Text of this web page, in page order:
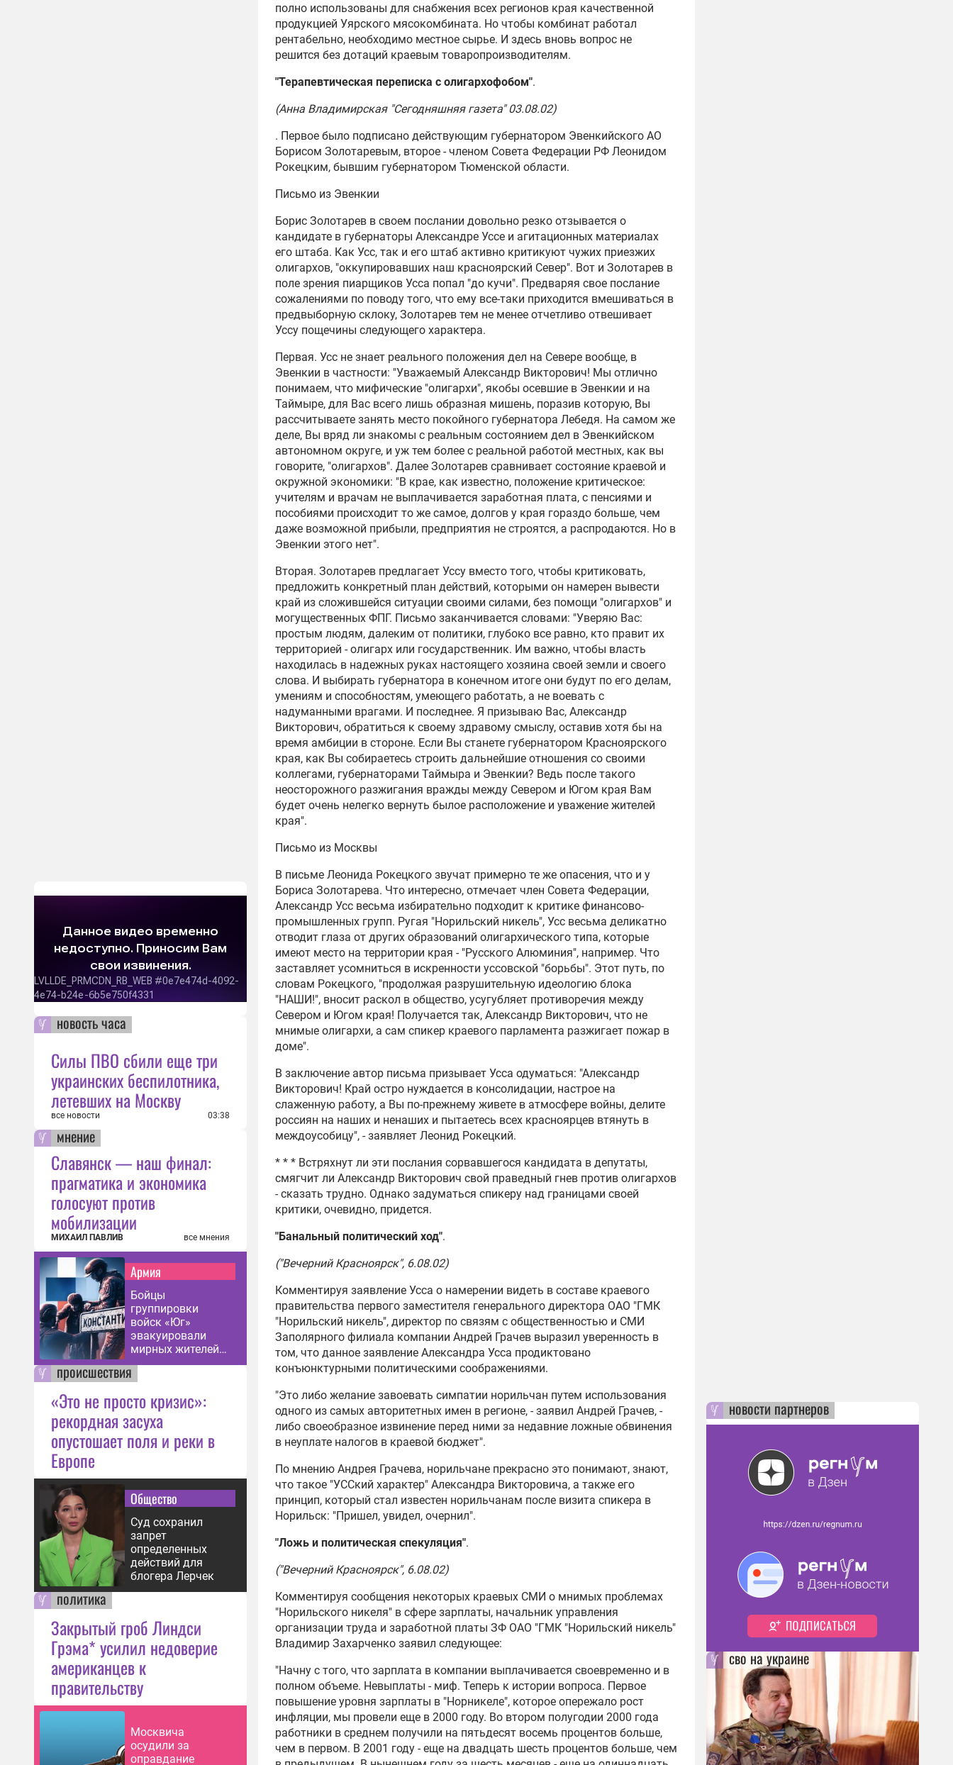
новость часа
Силы ПВО сбили еще три
украинских беспилотника,
летевших на Москву
все новости 03:38
мнение
Славянск — наш финал:
прагматика и экономика
голосуют против
мобилизации
МИХАИЛ ПАВЛИВ все мнения
Армия
Бойцы
группировки
войск «Юг»
эвакуировали
мирных жителей
из
Константиновки
происшествия
«Это не просто кризис»:
рекордная засуха
опустошает поля и реки в
Европе
Общество
Суд сохранил
запрет
определенных
действий для
блогера Лерчек
политика
Закрытый гроб Линдси
Грэма* усилил недоверие
американцев к
правительству
Москвича
осудили за
оправдание
полно использованы для снабжения всех регионов края качественной
продукцией Уярского мясокомбината. Но чтобы комбинат работал
рентабельно, необходимо местное сырье. И здесь вновь вопрос не
решится без дотаций краевым товаропроизводителям.
"Терапевтическая переписка с олигархофобом".
(Анна Владимирская "Сегодняшняя газета" 03.08.02)
. Первое было подписано действующим губернатором Эвенкийского АО
Борисом Золотаревым, второе - членом Совета Федерации РФ Леонидом
Рокецким, бывшим губернатором Тюменской области.
Письмо из Эвенкии
Борис Золотарев в своем послании довольно резко отзывается о
кандидате в губернаторы Александре Уссе и агитационных материалах
его штаба. Как Усс, так и его штаб активно критикуют чужих приезжих
олигархов, "оккупировавших наш красноярский Север". Вот и Золотарев в
поле зрения пиарщиков Усса попал "до кучи". Предваряя свое послание
сожалениями по поводу того, что ему все-таки приходится вмешиваться в
предвыборную склоку, Золотарев тем не менее отчетливо отвешивает
Уссу пощечины следующего характера.
Первая. Усс не знает реального положения дел на Севере вообще, в
Эвенкии в частности: "Уважаемый Александр Викторович! Мы отлично
понимаем, что мифические "олигархи", якобы осевшие в Эвенкии и на
Таймыре, для Вас всего лишь образная мишень, поразив которую, Вы
рассчитываете занять место покойного губернатора Лебедя. На самом же
деле, Вы вряд ли знакомы с реальным состоянием дел в Эвенкийском
автономном округе, и уж тем более с реальной работой местных, как вы
говорите, "олигархов". Далее Золотарев сравнивает состояние краевой и
окружной экономики: "В крае, как известно, положение критическое:
учителям и врачам не выплачивается заработная плата, с пенсиями и
пособиями происходит то же самое, долгов у края гораздо больше, чем
даже возможной прибыли, предприятия не строятся, а распродаются. Но в
Эвенкии этого нет".
Вторая. Золотарев предлагает Уссу вместо того, чтобы критиковать,
предложить конкретный план действий, которыми он намерен вывести
край из сложившейся ситуации своими силами, без помощи "олигархов" и
могущественных ФПГ. Письмо заканчивается словами: "Уверяю Вас:
простым людям, далеким от политики, глубоко все равно, кто правит их
территорией - олигарх или государственник. Им важно, чтобы власть
находилась в надежных руках настоящего хозяина своей земли и своего
слова. И выбирать губернатора в конечном итоге они будут по его делам,
умениям и способностям, умеющего работать, а не воевать с
надуманными врагами. И последнее. Я призываю Вас, Александр
Викторович, обратиться к своему здравому смыслу, оставив хотя бы на
время амбиции в стороне. Если Вы станете губернатором Красноярского
края, как Вы собираетесь строить дальнейшие отношения со своими
коллегами, губернаторами Таймыра и Эвенкии? Ведь после такого
неосторожного разжигания вражды между Севером и Югом края Вам
будет очень нелегко вернуть былое расположение и уважение жителей
края".
Письмо из Москвы
В письме Леонида Рокецкого звучат примерно те же опасения, что и у
Бориса Золотарева. Что интересно, отмечает член Совета Федерации,
Александр Усс весьма избирательно подходит к критике финансово-
промышленных групп. Ругая "Норильский никель", Усс весьма деликатно
отводит глаза от других образований олигархического типа, которые
имеют место на территории края - "Русского Алюминия", например. Что
заставляет усомниться в искренности уссовской "борьбы". Этот путь, по
словам Рокецкого, "продолжая разрушительную идеологию блока
"НАШИ!", вносит раскол в общество, усугубляет противоречия между
Севером и Югом края! Получается так, Александр Викторович, что не
мнимые олигархи, а сам спикер краевого парламента разжигает пожар в
доме".
В заключение автор письма призывает Усса одуматься: "Александр
Викторович! Край остро нуждается в консолидации, настрое на
слаженную работу, а Вы по-прежнему живете в атмосфере войны, делите
россиян на наших и ненаших и пытаетесь всех красноярцев втянуть в
междоусобицу", - заявляет Леонид Рокецкий.
* * * Встряхнут ли эти послания сорвавшегося кандидата в депутаты,
смягчит ли Александр Викторович свой праведный гнев против олигархов
- сказать трудно. Однако задуматься спикеру над границами своей
критики, очевидно, придется.
"Банальный политический ход".
("Вечерний Красноярск", 6.08.02)
Комментируя заявление Усса о намерении видеть в составе краевого
правительства первого заместителя генерального директора ОАО "ГМК
"Норильский никель", директор по связям с общественностью и СМИ
Заполярного филиала компании Андрей Грачев выразил уверенность в
том, что данное заявление Александра Усса продиктовано
конъюнктурными политическими соображениями.
"Это либо желание завоевать симпатии норильчан путем использования
одного из самых авторитетных имен в регионе, - заявил Андрей Грачев, -
либо своеобразное извинение перед ними за недавние ложные обвинения
в неуплате налогов в краевой бюджет".
По мнению Андрея Грачева, норильчане прекрасно это понимают, знают,
что такое "УССкий характер" Александра Викторовича, а также его
принцип, который стал известен норильчанам после визита спикера в
Норильск: "Пришел, увидел, очернил".
"Ложь и политическая спекуляция".
("Вечерний Красноярск", 6.08.02)
Комментируя сообщения некоторых краевых СМИ о мнимых проблемах
"Норильского никеля" в сфере зарплаты, начальник управления
организации труда и заработной платы ЗФ ОАО "ГМК "Норильский никель"
Владимир Захарченко заявил следующее:
"Начну с того, что зарплата в компании выплачивается своевременно и в
полном объеме. Невыплаты - миф. Теперь к истории вопроса. Первое
повышение уровня зарплаты в "Норникеле", которое опережало рост
инфляции, мы провели еще в 2000 году. Во втором полугодии 2000 года
работники в среднем получили на пятьдесят восемь процентов больше,
чем в первом. В 2001 году - еще на двадцать шесть процентов больше, чем
новости партнеров
сво на украине